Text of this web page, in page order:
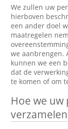
We zullen uw
hierboven
een ander doel
maatregelen
we aanbrengen.
kunnen we een
dat de
te komen of om
Hoe we uw
verzamelen